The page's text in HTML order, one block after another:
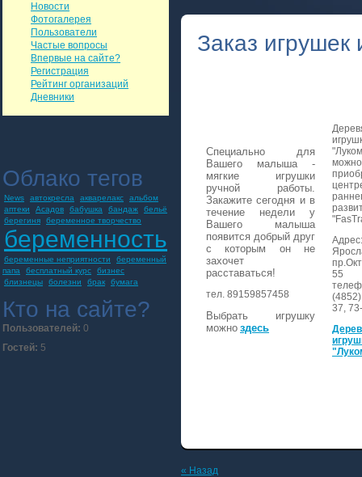
Новости
Фотогалерея
Пользователи
Частые вопросы
Впервые на сайте?
Регистрация
Рейтинг организаций
Дневники
Облако тегов
News автокресла акварелакс
альбом
аптеки
Асадов бабушка бандаж
бельё
берегиня
беременное творчество
беременность
беременные неприятности
беременный
папа
бесплатный курс
бизнес
близнецы
болезни брак бумага
Кто на сайте?
Пользователей: 0
Гостей: 5
Заказ
Специально для
Вашего малыша -
мягкие игрушки
ручной работы.
Закажите сегодня и в
течение недели у
Вашего малыша
появится добрый друг
с которым он не
захочет
расставаться!
тел. 89159857458
Выбрать игрушку
можно здесь
можно
55
37,
« Назад